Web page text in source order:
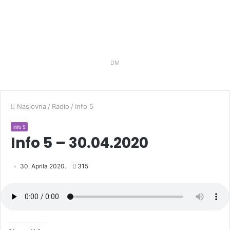
DM
Naslovna / Radio / Info 5
Info 5
Info 5 – 30.04.2020
30. Aprila 2020. 315